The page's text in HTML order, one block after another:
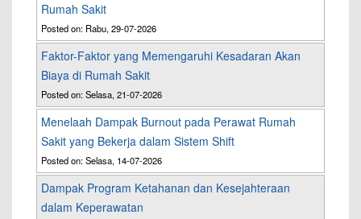
Rumah Sakit
Posted on: Rabu, 29-07-2026
Faktor-Faktor yang Memengaruhi Kesadaran Akan
Biaya di Rumah Sakit
Posted on: Selasa, 21-07-2026
Menelaah Dampak Burnout pada Perawat Rumah
Sakit yang Bekerja dalam Sistem Shift
Posted on: Selasa, 14-07-2026
Dampak Program Ketahanan dan Kesejahteraan
dalam Keperawatan